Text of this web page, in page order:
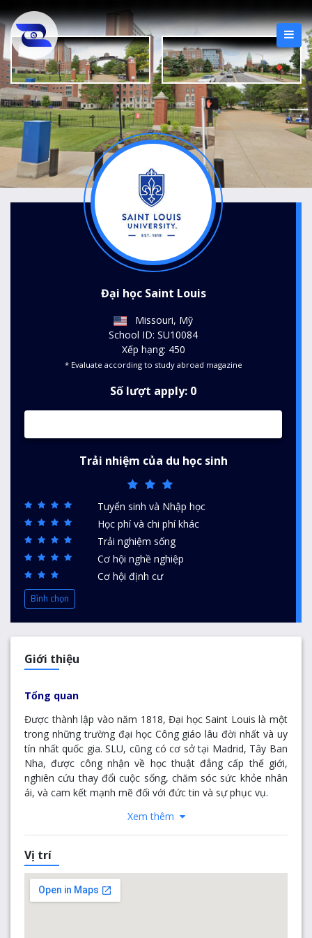
Đại học Saint Louis
Missouri, Mỹ
School ID: SU10084
Xếp hạng: 450
* Evaluate according to study abroad magazine
Số lượt apply: 0
Trải nhiệm của du học sinh
Tuyển sinh và Nhập học
Học phí và chi phí khác
Trải nghiệm sống
Cơ hội nghề nghiệp
Cơ hội định cư
Bình chọn
Giới thiệu
Tổng quan
Được thành lập vào năm 1818, Đại học Saint Louis là một
trong những trường đại học Công giáo lâu đời nhất và uy
tín nhất quốc gia. SLU, cũng có cơ sở tại Madrid, Tây Ban
Nha, được công nhận về học thuật đẳng cấp thế giới,
nghiên cứu thay đổi cuộc sống, chăm sóc sức khỏe nhân
ái, và cam kết mạnh mẽ đối với đức tin và sự phục vụ.
Được hướng dẫn bởi sứ mệnh Dòng Tên lâu dài của
chúng tôi, chúng tôi cung cấp cho gần 13.000 sinh viên
của mình một nền giáo dục chuyển đổi sâu sắc và nghiêm
ngặt giúp họ phát triển thành những nhà lãnh đạo mạnh
dạn, tự tin. Được xếp hạng trong số các trường đại học
nghiên cứu hàng đầu của quốc gia, SLU tự hào có 14
chương trình sau đại học và đại học được US News &
Xem thêm
Vị trí